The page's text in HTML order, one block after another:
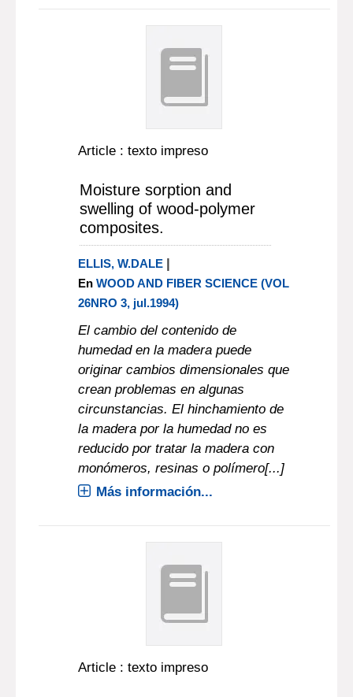
Article : texto impreso
Moisture sorption and
swelling of wood-polymer
composites.
ELLIS, W.DALE |
En WOOD AND FIBER SCIENCE (VOL
26NRO 3, jul.1994)
El cambio del contenido de
humedad en la madera puede
originar cambios dimensionales que
crean problemas en algunas
circunstancias. El hinchamiento de
la madera por la humedad no es
reducido por tratar la madera con
monómeros, resinas o polímero[...]
Más información...
Article : texto impreso